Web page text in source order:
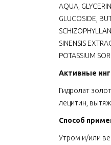
AQUA,
GLUCOSIDE,
SINENSIS
POTASSIUM
Активные
Гидролат
лецитин,
Способ
Утром и/или